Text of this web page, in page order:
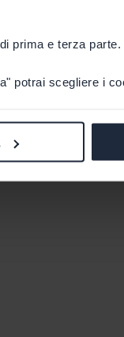
prima e terza parte.
potrai scegliere i